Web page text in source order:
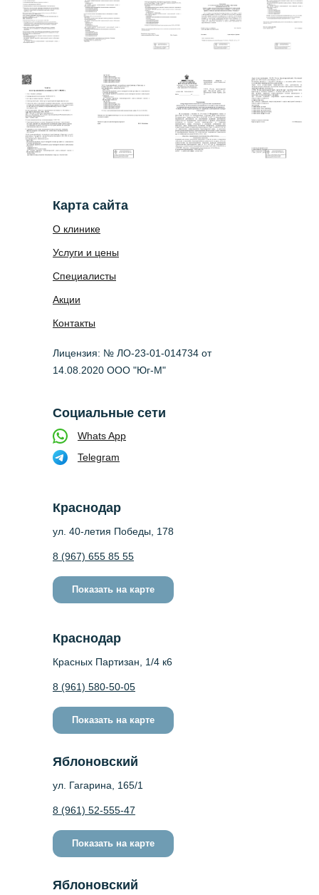
О клинике
Лицензия: № ЛО-23-01-014734 от
14.08.2020 ООО "Юг-М"
Специалисты
Услуги и цены
Акции
Краснодар
ул. 40-летия Победы, 178
8 (967) 655 85 55
Показать на карте
Контакты
Карта сайта
Яблоновский
Социальные сети
Инстаграм
Whats App
Telegram
Краснодар
Красных Партизан, 1/4 к6
8 (961) 580-50-05
Показать на карте
Яблоновский
ул. Гагарина, 165/1
8 (961) 52-555-47
Показать на карте